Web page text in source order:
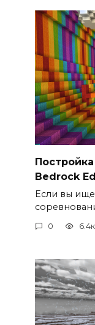
Bedrock
Если вы
0